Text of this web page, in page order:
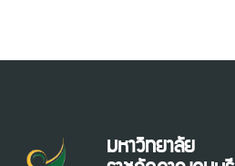
มหาวิทยาลัย